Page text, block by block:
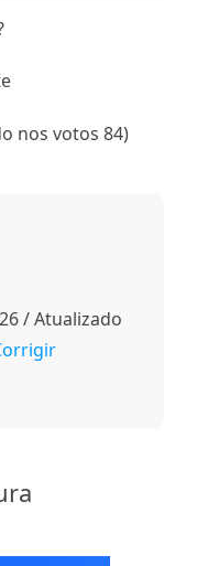
nos votos 84)
/ Atualizado